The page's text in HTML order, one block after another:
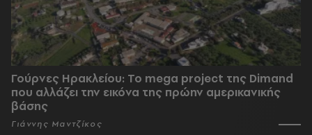
Γούρνες Ηρακλείου: To mega project της Dimand
που αλλάζει την εικόνα της πρώην αμερικανικής
βάσης
Γιάννης Μαντζίκος